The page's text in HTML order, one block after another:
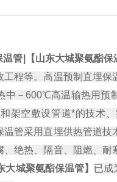
温管|【山东大城聚氨酯保
程等。高温预制直埋
中－600℃高温输热用预
架空敷设管道*的技术
管采用直埋供热管道
绝热、隔音、阻燃、
大城聚氨酯保温管】 已成